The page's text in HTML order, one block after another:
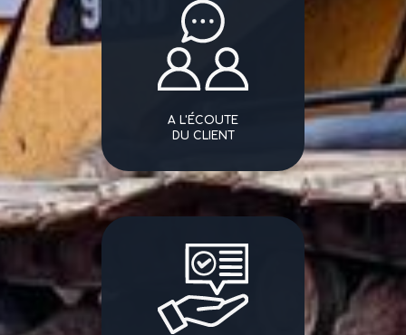
A L'ÉCOUTE
DU CLIENT